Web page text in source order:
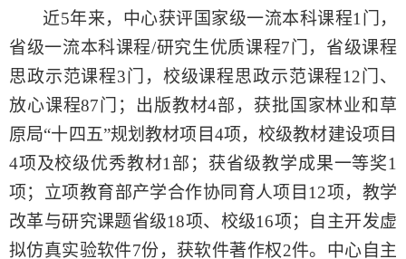
近5年来，中心获评国家级一流本科课程1门，
省级一流本科课程/研究生优质课程7门，省级课程
思政示范课程3门，校级课程思政示范课程12门、
放心课程87门；出版教材4部，获批国家林业和草
原局“十四五”规划教材项目4项，校级教材建设项目
4项及校级优秀教材1部；获省级教学成果一等奖1
项；立项教育部产学合作协同育人项目12项，教学
改革与研究课题省级18项、校级16项；自主开发虚
拟仿真实验软件7份，获软件著作权2件。中心自主